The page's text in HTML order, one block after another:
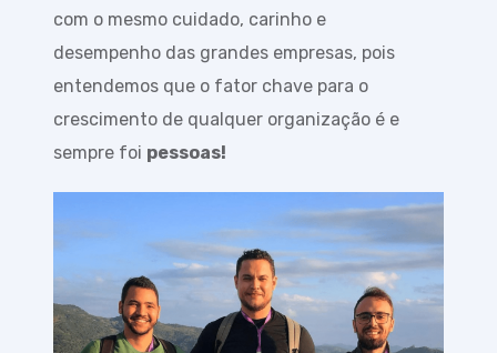
com o mesmo cuidado, carinho e
desempenho das grandes empresas, pois
entendemos que o fator chave para o
crescimento de qualquer organização é e
sempre foi pessoas!